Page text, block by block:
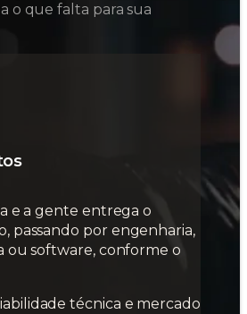
o que falta para sua
e a gente entrega o
passando por engenharia,
ou software, conforme o
técnica e mercado